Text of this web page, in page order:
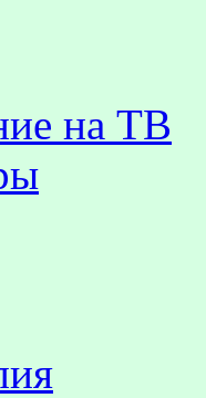
на TВ